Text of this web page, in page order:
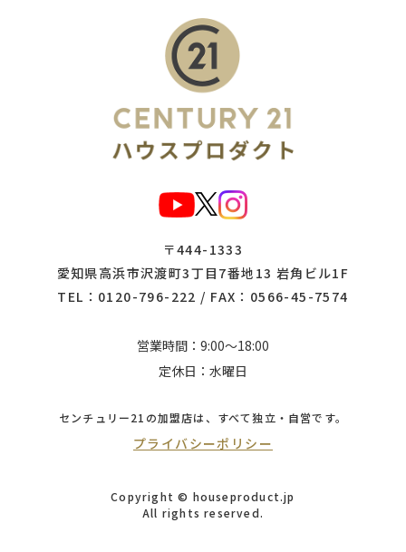
〒444-1333
愛知県高浜市沢渡町3丁目7番地13 岩角ビル1F
TEL： 0120-796-222 / FAX：0566-45-7574
営業時間：9:00～18:00
定休日：水曜日
センチュリー21の加盟店は、 すべて独立・自営です。
プライバシーポリシー
Copyright © houseproduct.jp
All rights reserved.